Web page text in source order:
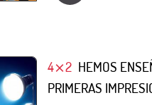
4⨯2 HEMOS
PRIMERAS